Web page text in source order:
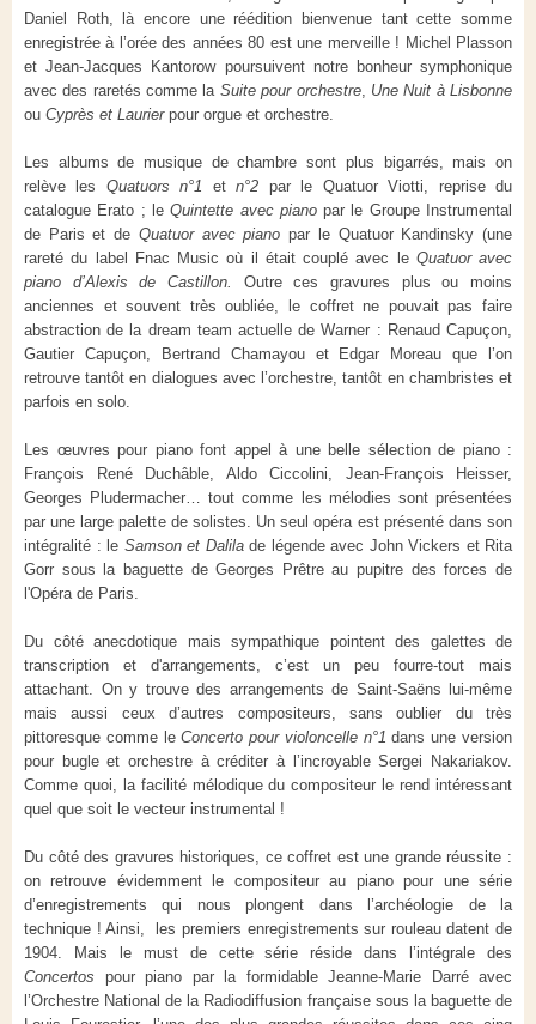
Daniel Roth, là encore une réédition bienvenue tant cette somme
enregistrée à l’orée des années 80 est une merveille ! Michel Plasson
et Jean-Jacques Kantorow poursuivent notre bonheur symphonique
avec des raretés comme la Suite pour orchestre, Une Nuit à Lisbonne
ou Cyprès et Laurierpour orgue et orchestre.
Les albums de musique de chambre sont plus bigarrés, mais on
relève les Quatuors n°1 etn°2 par le Quatuor Viotti, reprise du
catalogue Erato ; leQuintette avec pianopar le Groupe Instrumental
de Paris et de Quatuor avec pianopar le Quatuor Kandinsky (une
rareté du label Fnac Music où il était couplé avec le Quatuor avec
piano
d’Alexis de Castillon
Outre ces gravures plus ou moins
anciennes et souvent très oubliée, le coffret ne pouvait pas faire
abstraction de la dream team actuelle de Warner : Renaud Capuçon,
Gautier Capuçon, Bertrand Chamayou et Edgar Moreau que l’on
retrouve tantôt en dialogues avec l’orchestre, tantôt en chambristes et
parfois en solo.
Les œuvres pour piano font appel à une belle sélection de piano :
François René Duchâble, Aldo Ciccolini, Jean-François Heisser,
Georges Pludermacher… tout comme les mélodies sont présentées
par une large palette de solistes. Un seul opéra est présenté dans son
intégralité : le Samson et Dalilade légende avec John Vickers et Rita
Gorr sous la baguette de Georges Prêtre au pupitre des forces de
l'Opéra de Paris.
Du côté anecdotique mais sympathique pointent des galettes de
transcription et d'arrangements, c’est un peu fourre-tout mais
attachant. On y trouve des arrangements de Saint-Saëns lui-même
mais aussi ceux d’autres compositeurs, sans oublier du très
pittoresque comme leConcerto pour violoncelle n°1 dans une version
pour bugle et orchestre à créditer à l’incroyable Sergei Nakariakov.
Comme quoi, la facilité mélodique du compositeur le rend intéressant
quel que soit le vecteur instrumental !
Du côté des gravures historiques, ce coffret est une grande réussite :
on retrouve évidemment le compositeur au piano pour une série
d’enregistrements qui nous plongent dans l’archéologie de la
technique ! Ainsi, les premiers enregistrements sur rouleau datent de
1904. Mais le must de cette série réside dans l’intégrale des
Concertos pour piano par la formidable Jeanne-Marie Darré avec
l’Orchestre National de la Radiodiffusion française sous la baguette de